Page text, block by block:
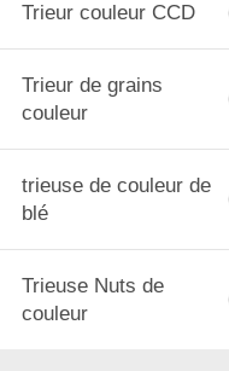
Trieur couleur CCD
Trieur de grains
couleur
trieuse de couleur de
blé
Trieuse Nuts de
couleur